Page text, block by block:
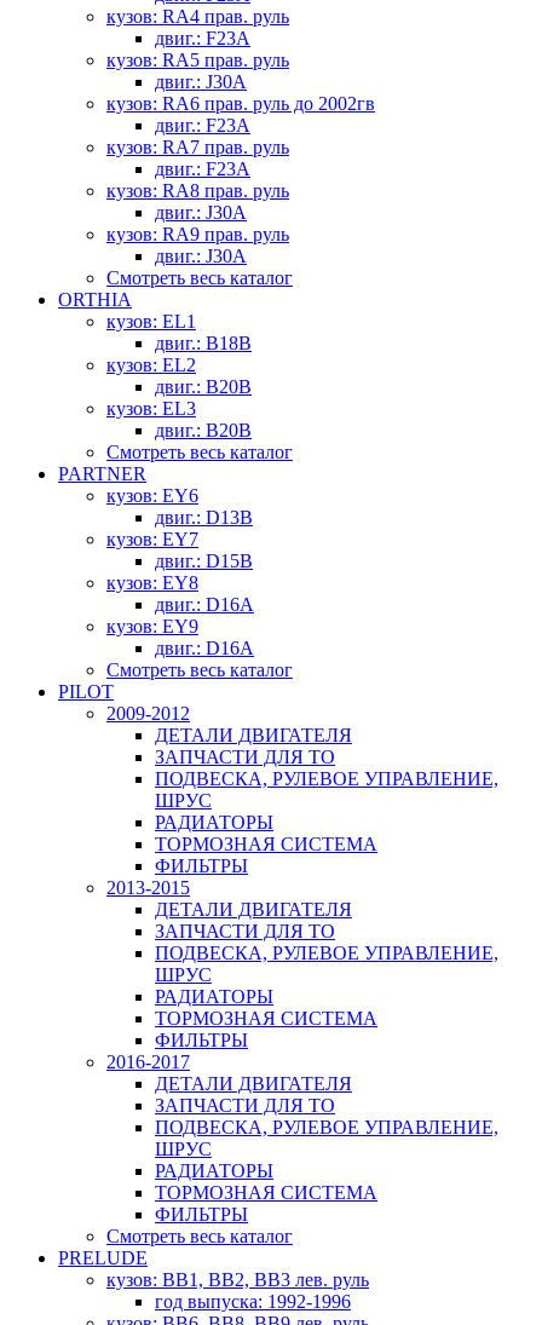
кузов: RA4 прав. руль
двиг.: F23A
кузов: RA5 прав. руль
двиг.: J30A
кузов: RA6 прав. руль до 2002гв
двиг.: F23A
кузов: RA7 прав. руль
двиг.: F23A
кузов: RA8 прав. руль
двиг.: J30A
кузов: RA9 прав. руль
двиг.: J30A
Смотреть весь каталог
ORTHIA
кузов: EL1
двиг.: B18B
кузов: EL2
двиг.: B20B
кузов: EL3
двиг.: B20B
Смотреть весь каталог
PARTNER
кузов: EY6
двиг.: D13B
кузов: EY7
двиг.: D15B
кузов: EY8
двиг.: D16A
кузов: EY9
двиг.: D16A
Смотреть весь каталог
PILOT
2009-2012
ДЕТАЛИ ДВИГАТЕЛЯ
ЗАПЧАСТИ ДЛЯ ТО
ПОДВЕСКА, РУЛЕВОЕ УПРАВЛЕНИЕ,
ШРУС
РАДИАТОРЫ
ТОРМОЗНАЯ СИСТЕМА
ФИЛЬТРЫ
2013-2015
ДЕТАЛИ ДВИГАТЕЛЯ
ЗАПЧАСТИ ДЛЯ ТО
ПОДВЕСКА, РУЛЕВОЕ УПРАВЛЕНИЕ,
ШРУС
РАДИАТОРЫ
ТОРМОЗНАЯ СИСТЕМА
ФИЛЬТРЫ
2016-2017
ДЕТАЛИ ДВИГАТЕЛЯ
ЗАПЧАСТИ ДЛЯ ТО
ПОДВЕСКА, РУЛЕВОЕ УПРАВЛЕНИЕ,
ШРУС
РАДИАТОРЫ
ТОРМОЗНАЯ СИСТЕМА
ФИЛЬТРЫ
Смотреть весь каталог
PRELUDE
кузов: BB1, BB2, BB3 лев. руль
год выпуска: 1992-1996